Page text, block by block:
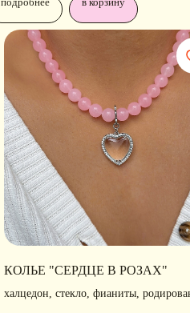
КОЛЬЕ "СЕРДЦЕ В РОЗАХ"
халцедон, стекло, фианиты,